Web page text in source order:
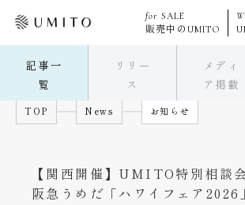
for SALE
販売中の UMITO
記事一
覧
リリー
ス
メディ
ア掲載
TOP
News お知らせ
【関西開催】UMITO特別相談
阪急うめだ「ハワイフェア2026